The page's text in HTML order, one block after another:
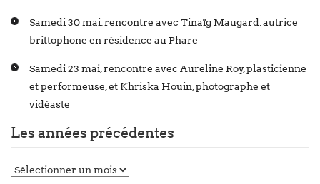
Samedi 30 mai, rencontre avec Tinaïg Maugard, autrice
brittophone en résidence au Phare
Samedi 23 mai, rencontre avec Auréline Roy, plasticienne
et performeuse, et Khriska Houin, photographe et
vidéaste
Les années précédentes